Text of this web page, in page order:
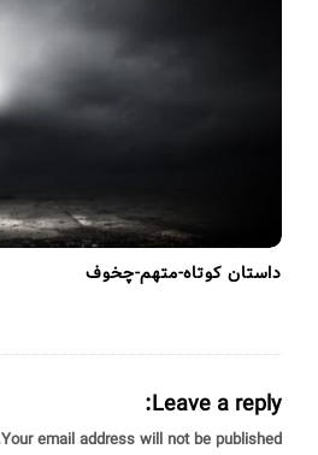
داستان کوتاه-متهم-چخوف
Leave a reply:
Your email address will not be published.